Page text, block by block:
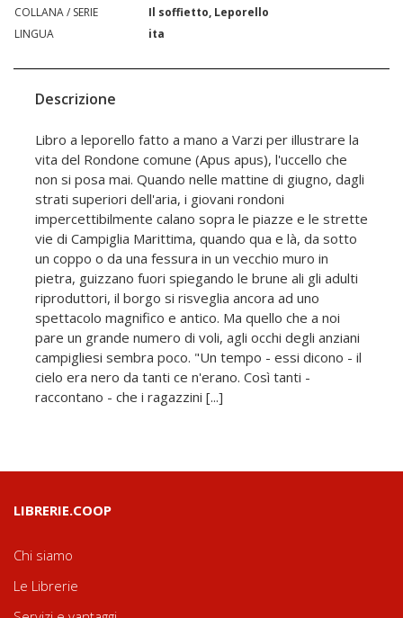
COLLANA / SERIE
Il soffietto, Leporello
LINGUA
ita
Descrizione
Libro a leporello fatto a mano a Varzi per illustrare la
vita del Rondone comune (Apus apus), l'uccello che
non si posa mai. Quando nelle mattine di giugno, dagli
strati superiori dell'aria, i giovani rondoni
impercettibilmente calano sopra le piazze e le strette
vie di Campiglia Marittima, quando qua e là, da sotto
un coppo o da una fessura in un vecchio muro in
pietra, guizzano fuori spiegando le brune ali gli adulti
riproduttori, il borgo si risveglia ancora ad uno
spettacolo magnifico e antico. Ma quello che a noi
pare un grande numero di voli, agli occhi degli anziani
campigliesi sembra poco. "Un tempo - essi dicono - il
cielo era nero da tanti ce n'erano. Così tanti -
raccontano - che i ragazzini [...]
LIBRERIE.COOP
Chi siamo
Le Librerie